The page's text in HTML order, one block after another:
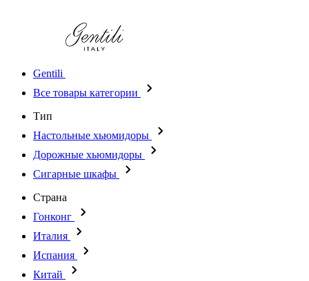
Gentili
Все товары категории
Тип
Настольные хьюмидоры
Дорожные хьюмидоры
Сигарные шкафы
Страна
Гонконг
Италия
Испания
Китай